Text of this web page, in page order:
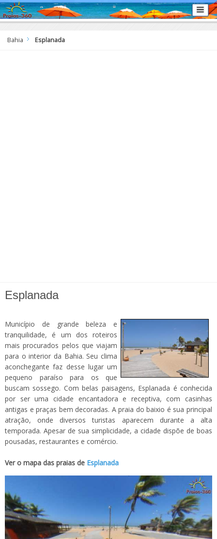
Bahia Esplanada
Esplanada
Município de grande beleza e
tranquilidade, é um dos roteiros
mais procurados pelos que viajam
para o interior da Bahia. Seu clima
aconchegante faz desse lugar um
pequeno paraíso para os que
buscam sossego. Com belas paisagens, Esplanada é conhecida
por ser uma cidade encantadora e receptiva, com casinhas
antigas e praças bem decoradas. A praia do baixio é sua principal
atração, onde diversos turistas aparecem durante a alta
temporada. Apesar de sua simplicidade, a cidade dispõe de boas
pousadas, restaurantes e comércio.
Ver o mapa das praias de Esplanada